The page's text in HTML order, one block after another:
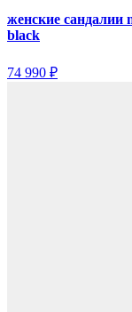
женские сандалии
black
74 990 ₽